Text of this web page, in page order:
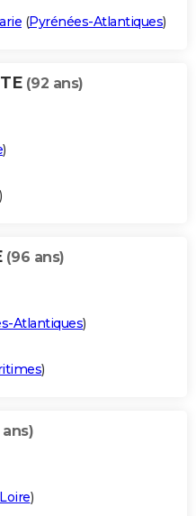
(Pyrénées-Atlantiques)
(92 ans)
)
)
(96 ans)
Atlantiques)
)
ans)
)